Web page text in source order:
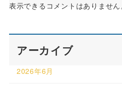
表示できるコメントはありません
アーカイブ
2026年6月